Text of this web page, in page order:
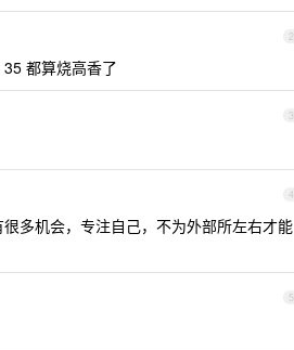
2
都算烧高香了
3
4
多机会，专注自己，不为外部所左右才能
5